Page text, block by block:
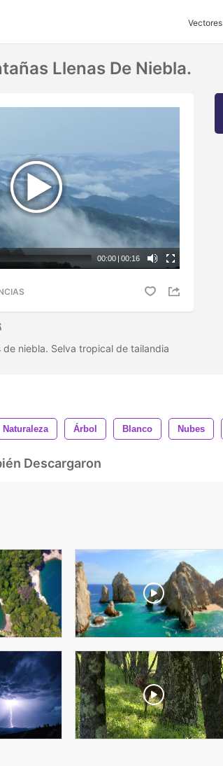
Vectores
Llenas De Niebla.
00:00 | 00:16
de niebla. Selva tropical de tailandia
Naturaleza Árbol Blanco Nubes
Descargaron